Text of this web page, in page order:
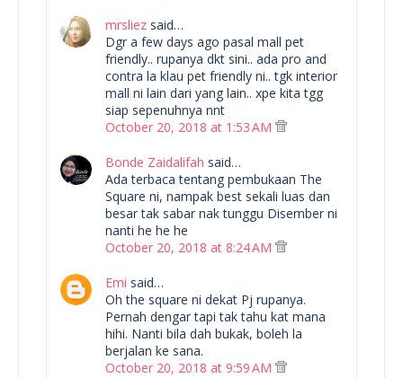
mrsliez said…
Dgr a few days ago pasal mall pet
friendly.. rupanya dkt sini.. ada pro and
contra la klau pet friendly ni.. tgk interior
mall ni lain dari yang lain.. xpe kita tgg
siap sepenuhnya nnt
October 20, 2018 at 1:53 AM
Bonde Zaidalifah said…
Ada terbaca tentang pembukaan The
Square ni, nampak best sekali luas dan
besar tak sabar nak tunggu Disember ni
nanti he he he
October 20, 2018 at 8:24 AM
Emi said…
Oh the square ni dekat Pj rupanya.
Pernah dengar tapi tak tahu kat mana
hihi. Nanti bila dah bukak, boleh la
berjalan ke sana.
October 20, 2018 at 9:59 AM